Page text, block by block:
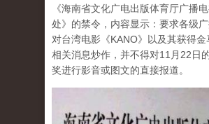
《海南省文化广电出版体育厅广播
处》的禁令，内容显示：要求各级
对台湾电影《KANO》以及其获得金
相关消息炒作，并不得对11月22日
奖进行影音或图文的直接报道。